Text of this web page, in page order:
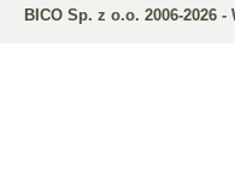
BICO Sp. z o.o. 2006-2026